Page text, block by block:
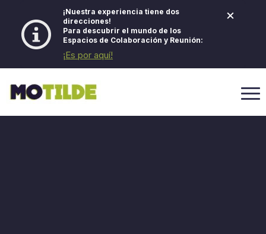
¡Nuestra experiencia tiene dos
direcciones!
Para descubrir el mundo de los
Espacios de Colaboración y Reunión:
¡Es por aquí!
×